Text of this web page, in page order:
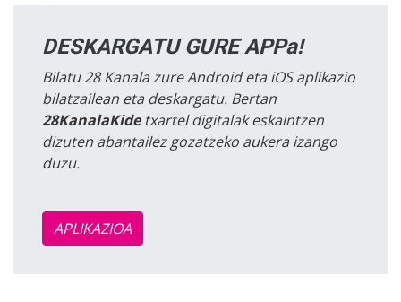
DESKARGATU GURE APPa!
Bilatu 28 Kanala zure Android eta iOS aplikazio
bilatzailean eta deskargatu. Bertan
28KanalaKidetxartel digitalak eskaintzen
dizuten abantailez gozatzeko aukera izango
duzu.
APLIKAZIOA